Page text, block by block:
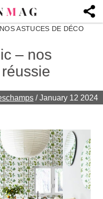
ASTUCES DE DÉCO
– nos
/January 12 2024